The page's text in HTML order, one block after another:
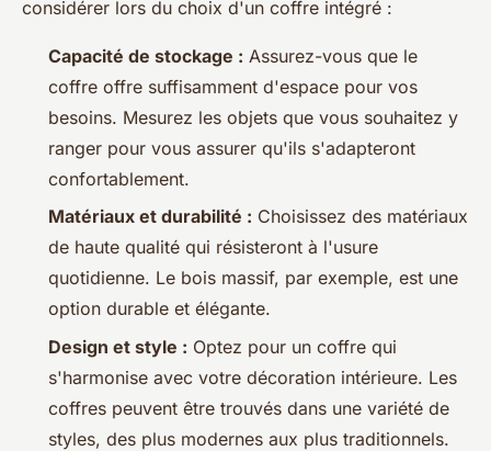
considérer lors du choix d'un coffre intégré :
Capacité de stockage : Assurez-vous que le
coffre offre suffisamment d'espace pour vos
besoins. Mesurez les objets que vous souhaitez y
ranger pour vous assurer qu'ils s'adapteront
confortablement.
Matériaux et durabilité : Choisissez des matériaux
de haute qualité qui résisteront à l'usure
quotidienne. Le bois massif, par exemple, est une
option durable et élégante.
Design et style : Optez pour un coffre qui
s'harmonise avec votre décoration intérieure. Les
coffres peuvent être trouvés dans une variété de
styles, des plus modernes aux plus traditionnels.